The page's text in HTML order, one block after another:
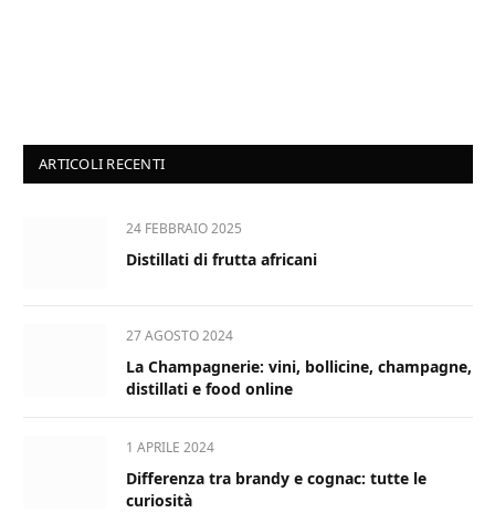
ARTICOLI RECENTI
24 FEBBRAIO 2025
Distillati di frutta africani
27 AGOSTO 2024
La Champagnerie: vini, bollicine, champagne,
distillati e food online
1 APRILE 2024
Differenza tra brandy e cognac: tutte le
curiosità